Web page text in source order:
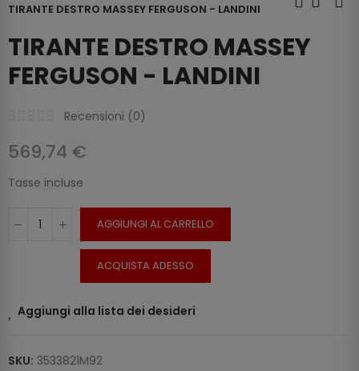
TIRANTE DESTRO MASSEY FERGUSON - LANDINI
TIRANTE DESTRO MASSEY
FERGUSON - LANDINI
Recensioni (0)
569,74 €
Tasse incluse
AGGIUNGI AL CARRELLO
ACQUISTA ADESSO
Aggiungi alla lista dei desideri
SKU: 3533821M92